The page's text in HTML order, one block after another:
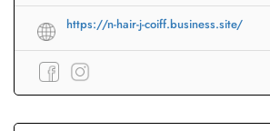
https://n-hair-j-coiff.business.site/